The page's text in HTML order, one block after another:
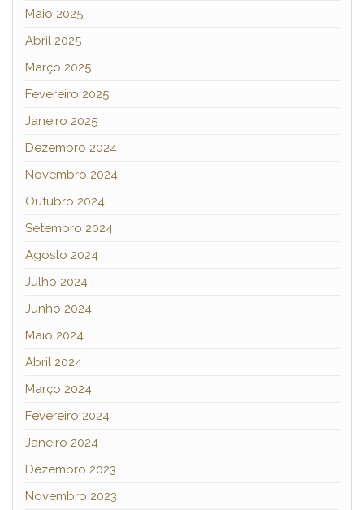
Maio 2025
Abril 2025
Março 2025
Fevereiro 2025
Janeiro 2025
Dezembro 2024
Novembro 2024
Outubro 2024
Setembro 2024
Agosto 2024
Julho 2024
Junho 2024
Maio 2024
Abril 2024
Março 2024
Fevereiro 2024
Janeiro 2024
Dezembro 2023
Novembro 2023